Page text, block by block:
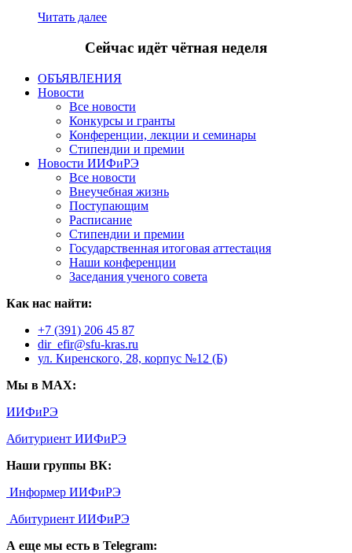
Читать далее
Сейчас идёт чётная неделя
ОБЪЯВЛЕНИЯ
Новости
Все новости
Конкурсы и гранты
Конференции, лекции и семинары
Стипендии и премии
Новости ИИФиРЭ
Все новости
Внеучебная жизнь
Поступающим
Расписание
Стипендии и премии
Государственная итоговая аттестация
Наши конференции
Заседания ученого совета
Как нас найти:
+7 (391) 206 45 87
dir_efir@sfu-kras.ru
ул. Киренского, 28, корпус №12 (Б)
Мы в MAX:
ИИФиРЭ
Абитуриент ИИФиРЭ
Наши группы ВК:
Информер ИИФиРЭ
Абитуриент ИИФиРЭ
А еще мы есть в Telegram: